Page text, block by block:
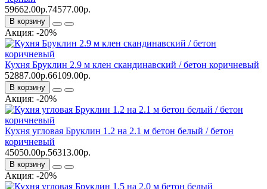
59662.00р.74577.00р.
В корзину
Акция: -20%
Кухня Бруклин 2.9 м клен скандинавский / бетон коричневый
52887.00р.66109.00р.
В корзину
Акция: -20%
Кухня угловая Бруклин 1.2 на 2.1 м бетон белый / бетон
коричневый
45050.00р.56313.00р.
В корзину
Акция: -20%